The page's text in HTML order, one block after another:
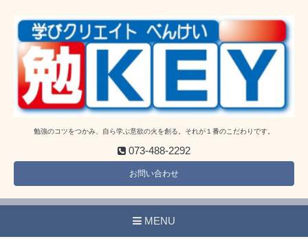
勉強のコツをつかみ、自ら学ぶ意欲の火を創る。それが１番のこだわりです。
073-488-2292
お問い合わせ
MENU